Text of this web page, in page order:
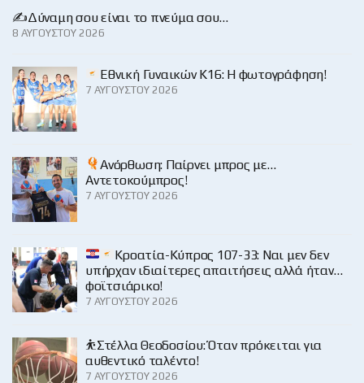
✍️Δύναμη σου είναι το πνεύμα σου…
8 ΑΥΓΟΎΣΤΟΥ 2026
Εθνική Γυναικών Κ16: Η φωτογράφηση!
7 ΑΥΓΟΎΣΤΟΥ 2026
Ανόρθωση: Παίρνει μπρος με…
Αντετοκούμπρος!
7 ΑΥΓΟΎΣΤΟΥ 2026
Κροατία-Κύπρος 107-33: Ναι μεν δεν
υπήρχαν ιδιαίτερες απαιτήσεις αλλά ήταν…
φοϊτσιάρικο!
7 ΑΥΓΟΎΣΤΟΥ 2026
⛹️Στέλλα Θεοδοσίου: Όταν πρόκειται για
αυθεντικό ταλέντο!
7 ΑΥΓΟΎΣΤΟΥ 2026